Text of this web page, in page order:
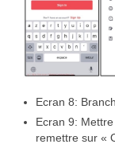
Ecran 8:
Ecran 9:
remettre sur «